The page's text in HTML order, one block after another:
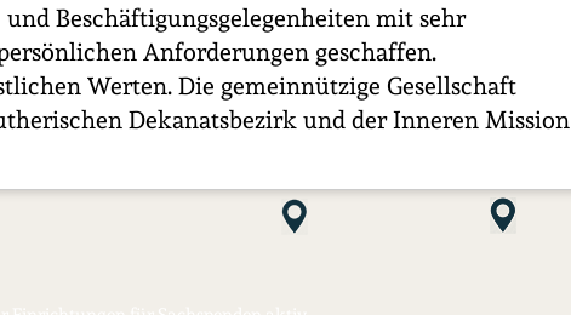
Beschäftigungsgelegenheiten mit sehr
Anforderungen geschaffen.
Werten. Die gemeinnützige Gesellschaft
Dekanatsbezirk und der Inneren Mission